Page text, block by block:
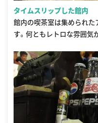
タイムスリップした館内
館内の喫茶室は集められた
す。何ともレトロな雰囲気